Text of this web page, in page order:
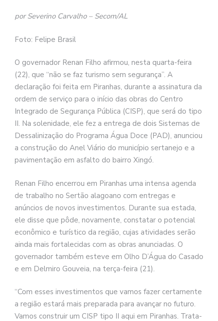
por Severino Carvalho – Secom/AL
Foto: Felipe Brasil
O governador Renan Filho afirmou, nesta quarta-feira
(22), que “não se faz turismo sem segurança”. A
declaração foi feita em Piranhas, durante a assinatura da
ordem de serviço para o início das obras do Centro
Integrado de Segurança Pública (CISP), que será do tipo
II. Na solenidade, ele fez a entrega de dois Sistemas de
Dessalinização do Programa Água Doce (PAD), anunciou
a construção do Anel Viário do município sertanejo e a
pavimentação em asfalto do bairro Xingó.
Renan Filho encerrou em Piranhas uma intensa agenda
de trabalho no Sertão alagoano com entregas e
anúncios de novos investimentos. Durante sua estada,
ele disse que pôde, novamente, constatar o potencial
econômico e turístico da região, cujas atividades serão
ainda mais fortalecidas com as obras anunciadas. O
governador também esteve em Olho D’Água do Casado
e em Delmiro Gouveia, na terça-feira (21).
“Com esses investimentos que vamos fazer certamente
a região estará mais preparada para avançar no futuro.
Vamos construir um CISP tipo II aqui em Piranhas. Trata-